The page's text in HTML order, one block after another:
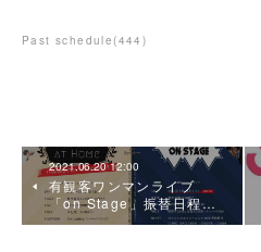
Past schedule (444 )
2021.06.20 12:00
有観客ワンマンライブ
「on Stage」振替日程…